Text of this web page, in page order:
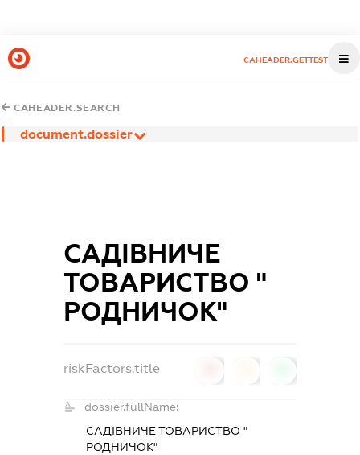
CAHEADER.GETTEST
CAHEADER.SEARCH
document.dossier
САДІВНИЧЕ
ТОВАРИСТВО "
РОДНИЧОК"
riskFactors.title
dossier.fullName:
САДІВНИЧЕ ТОВАРИСТВО "
РОДНИЧОК"